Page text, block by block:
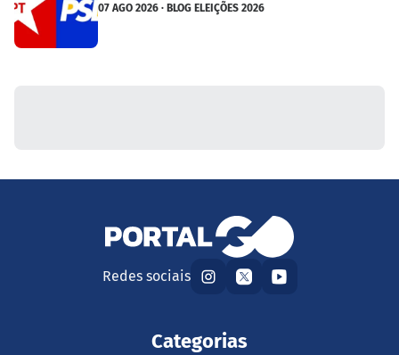
07 AGO 2026 · BLOG ELEIÇÕES 2026
Redes sociais
Categorias